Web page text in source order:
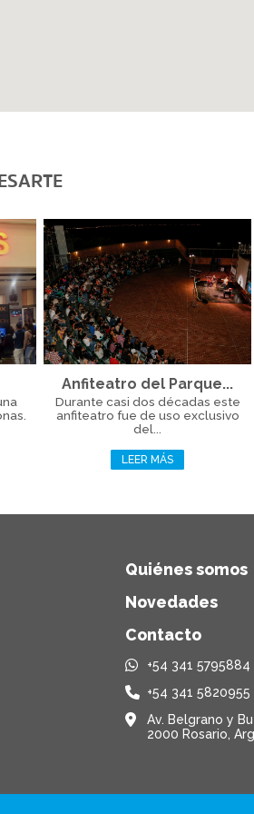
Anfiteatro del Parque...
Durante casi dos décadas este
anfiteatro fue de uso exclusivo
del...
LEER MÁS
Quiénes somos
Novedades
Contacto
+54 341 5795884
+54 341 5820955
Av. Belgrano y
2000 Rosario,